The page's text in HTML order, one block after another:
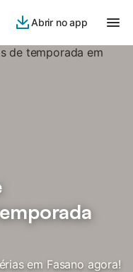
Abrir no app
em Fasano agora!